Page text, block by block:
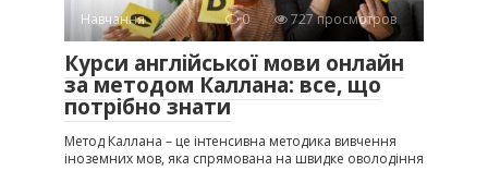
Навчання 0 727 просмотров
Курси англійської мови онлайн
за методом Каллана: все, що
потрібно знати
Метод Каллана – це інтенсивна методика вивчення
іноземних мов, яка спрямована на швидке оволодіння